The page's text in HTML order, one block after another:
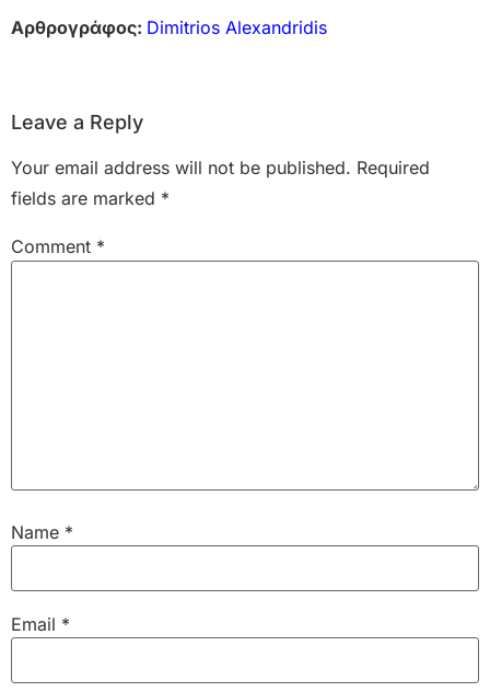
Αρθρογράφος: Dimitrios Alexandridis
Leave a Reply
Your email address will not be published. Required
fields are marked *
Comment *
Name *
Email *